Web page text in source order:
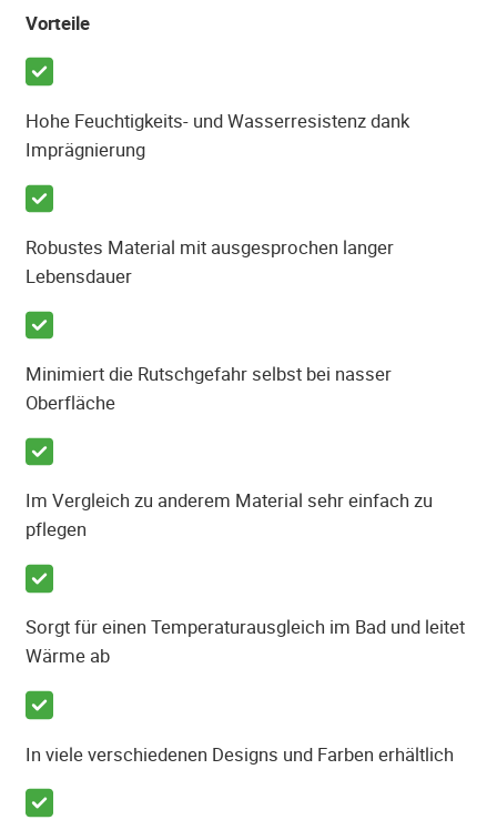
Vorteile
Hohe Feuchtigkeits- und Wasserresistenz dank
Imprägnierung
Robustes Material mit ausgesprochen langer
Lebensdauer
Minimiert die Rutschgefahr selbst bei nasser
Oberfläche
Im Vergleich zu anderem Material sehr einfach zu
pflegen
Sorgt für einen Temperaturausgleich im Bad und leitet
Wärme ab
In viele verschiedenen Designs und Farben erhältlich